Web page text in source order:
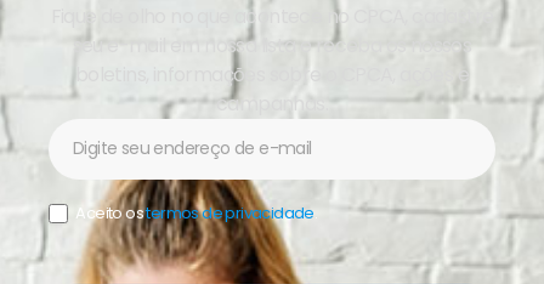
Fique de olho no que acontece no CPCA, cadastre
seu e-mail em nossa lista e receba os nossos
boletins, informações sobre o CPCA, ações e
campanhas.
Aceito ostermos de privacidade.